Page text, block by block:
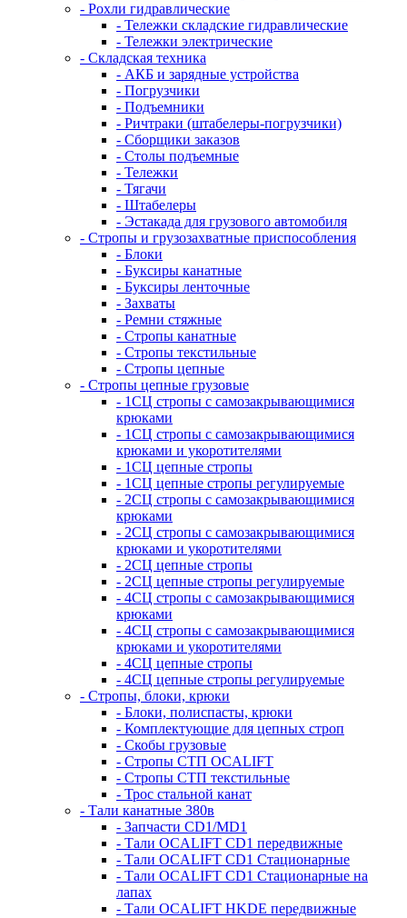
- Рохли гидравлические
- Тележки складские гидравлические
- Тележки электрические
- Складская техника
- АКБ и зарядные устройства
- Погрузчики
- Подъемники
- Ричтраки (штабелеры-погрузчики)
- Сборщики заказов
- Столы подъемные
- Тележки
- Тягачи
- Штабелеры
- Эстакада для грузового автомобиля
- Стропы и грузозахватные приспособления
- Блоки
- Буксиры канатные
- Буксиры ленточные
- Захваты
- Ремни стяжные
- Стропы канатные
- Стропы текстильные
- Стропы цепные
- Стропы цепные грузовые
- 1СЦ стропы с самозакрывающимися
крюками
- 1СЦ стропы с самозакрывающимися
крюками и укоротителями
- 1СЦ цепные стропы
- 1СЦ цепные стропы регулируемые
- 2СЦ стропы с самозакрывающимися
крюками
- 2СЦ стропы с самозакрывающимися
крюками и укоротителями
- 2СЦ цепные стропы
- 2СЦ цепные стропы регулируемые
- 4СЦ стропы с самозакрывающимися
крюками
- 4СЦ стропы с самозакрывающимися
крюками и укоротителями
- 4СЦ цепные стропы
- 4СЦ цепные стропы регулируемые
- Стропы, блоки, крюки
- Блоки, полиспасты, крюки
- Комплектующие для цепных строп
- Скобы грузовые
- Стропы СТП OCALIFT
- Стропы СТП текстильные
- Трос стальной канат
- Тали канатные 380в
- Запчасти CD1/MD1
- Тали OCALIFT CD1 передвижные
- Тали OCALIFT CD1 Стационарные
- Тали OCALIFT CD1 Стационарные на
лапах
- Тали OCALIFT HKDE передвижные